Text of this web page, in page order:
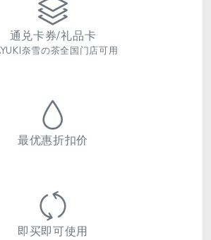
通兑卡券/礼品卡
奈雪の茶全国门店可用
最优惠折扣价
即买即可使用